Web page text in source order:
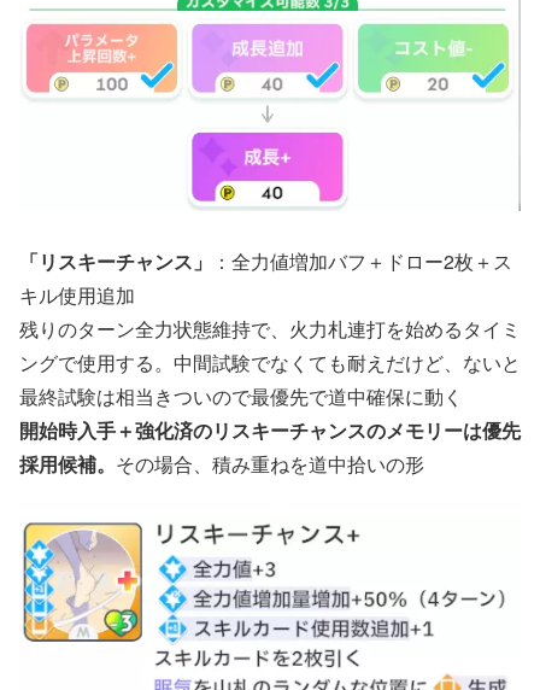
「リスキーチャンス」
：全力値増加バフ＋ドロー2枚＋ス
キル使用追加
残りのターン全力状態維持で、火力札連打を始めるタイミ
ングで使用する。中間試験でなくても耐えだけど、ないと
最終試験は相当きついので最優先で道中確保に動く
開始時入手＋強化済のリスキーチャンスのメモリーは優先
採用候補。 その場合、積み重ねを道中拾いの形